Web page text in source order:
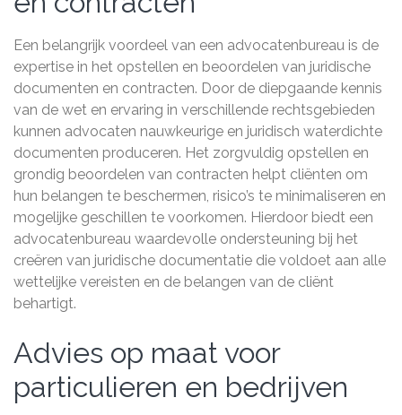
Een belangrijk voordeel van een advocatenbureau is de
expertise in het opstellen en beoordelen van juridische
documenten en contracten. Door de diepgaande kennis
van de wet en ervaring in verschillende rechtsgebieden
kunnen advocaten nauwkeurige en juridisch waterdichte
documenten produceren. Het zorgvuldig opstellen en
grondig beoordelen van contracten helpt cliënten om
hun belangen te beschermen, risico’s te minimaliseren en
mogelijke geschillen te voorkomen. Hierdoor biedt een
advocatenbureau waardevolle ondersteuning bij het
creëren van juridische documentatie die voldoet aan alle
wettelijke vereisten en de belangen van de cliënt
behartigt.
Advies op maat voor
particulieren en bedrijven